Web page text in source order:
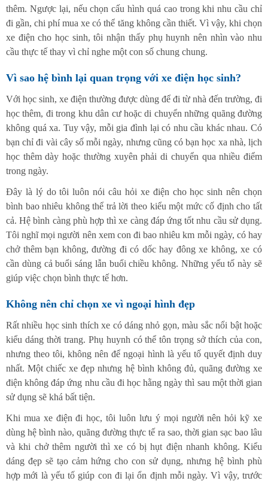
thêm. Ngược lại, nếu chọn cấu hình quá cao trong khi nhu cầu chỉ
đi gần, chi phí mua xe có thể tăng không cần thiết. Vì vậy, khi chọn
xe điện cho học sinh, tôi nhận thấy phụ huynh nên nhìn vào nhu
cầu thực tế thay vì chỉ nghe một con số chung chung.
Vì sao hệ bình lại quan trọng với xe điện học sinh?
Với học sinh, xe điện thường được dùng để đi từ nhà đến trường, đi
học thêm, đi trong khu dân cư hoặc di chuyển những quãng đường
không quá xa. Tuy vậy, mỗi gia đình lại có nhu cầu khác nhau. Có
bạn chỉ đi vài cây số mỗi ngày, nhưng cũng có bạn học xa nhà, lịch
học thêm dày hoặc thường xuyên phải di chuyển qua nhiều điểm
trong ngày.
Đây là lý do tôi luôn nói câu hỏi xe điện cho học sinh nên chọn
bình bao nhiêu không thể trả lời theo kiểu một mức cố định cho tất
cả. Hệ bình càng phù hợp thì xe càng đáp ứng tốt nhu cầu sử dụng.
Tôi nghĩ mọi người nên xem con đi bao nhiêu km mỗi ngày, có hay
chở thêm bạn không, đường đi có dốc hay đông xe không, xe có
cần dùng cả buổi sáng lẫn buổi chiều không. Những yếu tố này sẽ
giúp việc chọn bình thực tế hơn.
Không nên chỉ chọn xe vì ngoại hình đẹp
Rất nhiều học sinh thích xe có dáng nhỏ gọn, màu sắc nổi bật hoặc
kiểu dáng thời trang. Phụ huynh có thể tôn trọng sở thích của con,
nhưng theo tôi, không nên để ngoại hình là yếu tố quyết định duy
nhất. Một chiếc xe đẹp nhưng hệ bình không đủ, quãng đường xe
điện không đáp ứng nhu cầu đi học hằng ngày thì sau một thời gian
sử dụng sẽ khá bất tiện.
Khi mua xe điện đi học, tôi luôn lưu ý mọi người nên hỏi kỹ xe
dùng hệ bình nào, quãng đường thực tế ra sao, thời gian sạc bao lâu
và khi chở thêm người thì xe có bị hụt điện nhanh không. Kiểu
dáng đẹp sẽ tạo cảm hứng cho con sử dụng, nhưng hệ bình phù
hợp mới là yếu tố giúp con đi lại ổn định mỗi ngày. Vì vậy, trước